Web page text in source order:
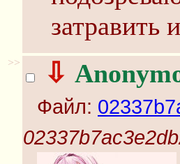
затравить
>> ⇩
Файл: